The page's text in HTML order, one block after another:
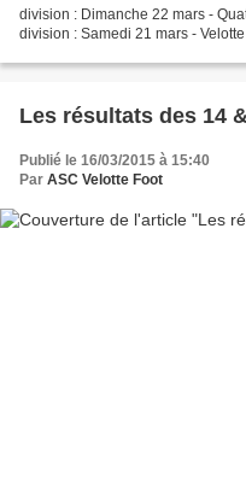
division : Dimanche 22 mars -
division : Samedi 21 mars -
Les résultats des 14
Publié le 16/03/2015 à 15:40
Par ASC Velotte Foot